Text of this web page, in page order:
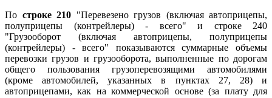
По строке 210 "Перевезено грузов (включая автоприцепы,
полуприцепы (контрейлеры) - всего" и строке 240
"Грузооборот (включая автоприцепы, полуприцепы
(контрейлеры) - всего" показываются суммарные объемы
перевозки грузов и грузооборота, выполненные по дорогам
общего пользования грузоперевозящими автомобилями
(кроме автомобилей, указанных в пунктах 27, 28) и
автоприцепами, как на коммерческой основе (за плату для